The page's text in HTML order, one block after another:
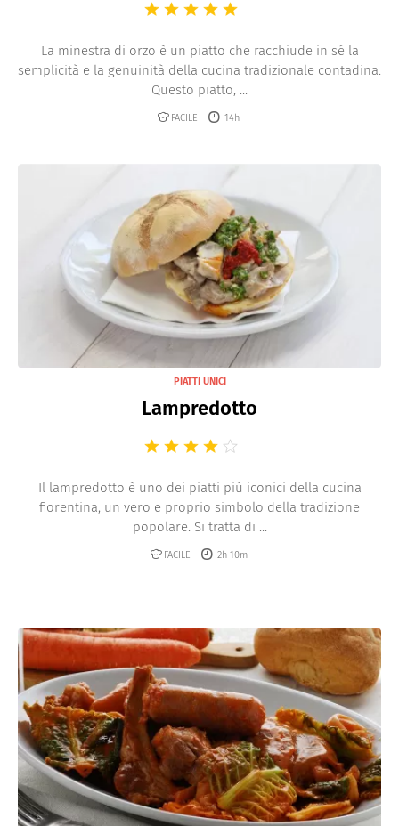
La minestra di orzo è un piatto che racchiude in sé la
semplicità e la genuinità della cucina tradizionale contadina.
Questo piatto, ...
FACILE 14h
PIATTI UNICI
Lampredotto
Il lampredotto è uno dei piatti più iconici della cucina
fiorentina, un vero e proprio simbolo della tradizione
popolare. Si tratta di ...
FACILE 2h 10m